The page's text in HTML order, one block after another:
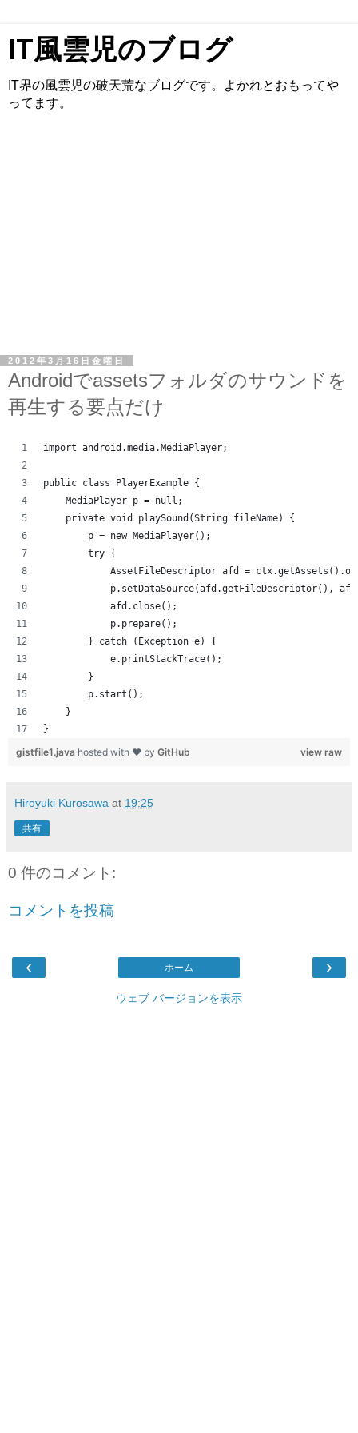
IT風雲児のブログ
IT界の風雲児の破天荒なブログです。よかれとおもってや
ってます。
2012年3月16日金曜日
Androidでassetsフォルダのサウンドを
再生する要点だけ
import android.media.MediaPlayer;
public class PlayerExample {
    private void playSound(String fileName) {
        p = new MediaPlayer();
        try {
AssetFileDescriptor afd =
p.setDataSource(afd.getFileDescriptor(),
            afd.close();
            p.prepare();
        } catch (Exception e) {
            e.printStackTrace();
        }
        p.start();
    }
}
view raw
gistfile1.java hosted with ❤ by GitHub
Hiroyuki Kurosawa at 19:25
共有
0 件のコメント:
コメントを投稿
‹ ›
ホーム
ウェブ バージョンを表示